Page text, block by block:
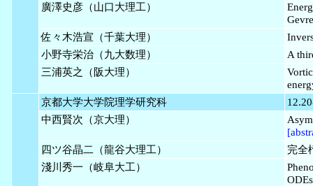
廣澤史彦（山口大理工）
佐々木浩宣（千葉大理）
小野寺栄治（九大数理）
A
三浦英之（阪大理）
京都大学大学院理学研究科
中西賢次（京大理）
四ツ谷晶二（龍谷大理工）
完全
淺川秀一（岐阜大工）